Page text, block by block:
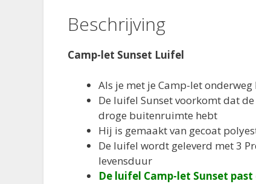
Beschrijving
Camp-let Sunset Luifel
Als je met je Camp-let
De luifel Sunset voorkomt dat
droge buitenruimte hebt
Hij is gemaakt van gecoat
De luifel wordt geleverd met 3
levensduur
De luifel Camp-let Sunset